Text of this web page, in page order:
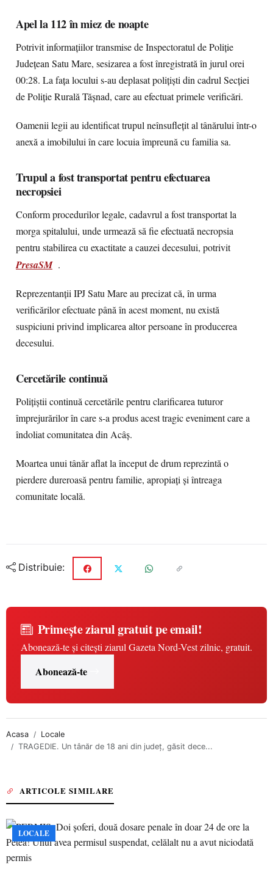
Apel la 112 în miez de noapte
Potrivit informațiilor transmise de Inspectoratul de Poliție
Județean Satu Mare, sesizarea a fost înregistrată în jurul orei
00:28. La fața locului s-au deplasat polițiști din cadrul Secției
de Poliție Rurală Tășnad, care au efectuat primele verificări.
Oamenii legii au identificat trupul neînsuflețit al tânărului într-o
anexă a imobilului în care locuia împreună cu familia sa.
Trupul a fost transportat pentru efectuarea
necropsiei
Conform procedurilor legale, cadavrul a fost transportat la
morga spitalului, unde urmează să fie efectuată necropsia
pentru stabilirea cu exactitate a cauzei decesului, potrivit
PresaSM.
Reprezentanții IPJ Satu Mare au precizat că, în urma
verificărilor efectuate până în acest moment, nu există
suspiciuni privind implicarea altor persoane în producerea
decesului.
Cercetările continuă
Polițiștii continuă cercetările pentru clarificarea tuturor
împrejurărilor în care s-a produs acest tragic eveniment care a
îndoliat comunitatea din Acâș.
Moartea unui tânăr aflat la început de drum reprezintă o
pierdere dureroasă pentru familie, apropiați și întreaga
comunitate locală.
Distribuie:
Primește ziarul gratuit pe email!
Abonează-te și citești ziarul Gazeta Nord-Vest zilnic, gratuit.
Abonează-te
Acasa
Locale
TRAGEDIE. Un tânăr de 18 ani din județ, găsit dece...
ARTICOLE SIMILARE
LOCALE